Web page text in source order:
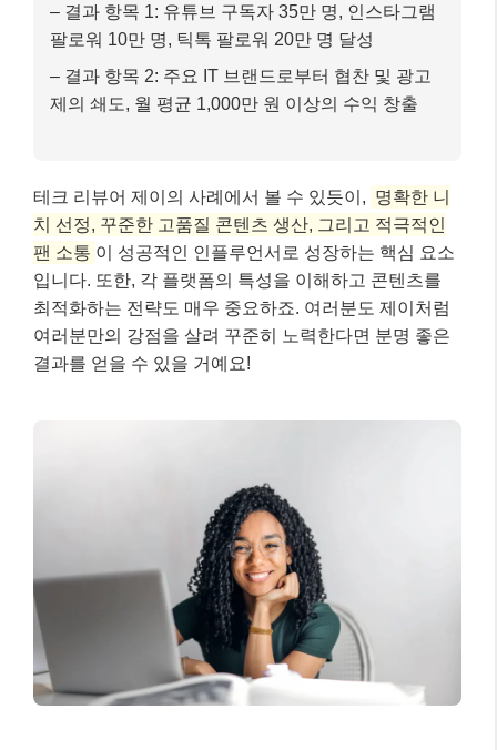
– 결과 항목 1: 유튜브 구독자 35만 명, 인스타그램
팔로워 10만 명, 틱톡 팔로워 20만 명 달성
– 결과 항목 2: 주요 IT 브랜드로부터 협찬 및 광고
제의 쇄도, 월 평균 1,000만 원 이상의 수익 창출
테크 리뷰어 제이의 사례에서 볼 수 있듯이, 명확한 니
치 선정, 꾸준한 고품질 콘텐츠 생산, 그리고 적극적인
팬 소통 이 성공적인 인플루언서로 성장하는 핵심 요소
입니다. 또한, 각 플랫폼의 특성을 이해하고 콘텐츠를
최적화하는 전략도 매우 중요하죠. 여러분도 제이처럼
여러분만의 강점을 살려 꾸준히 노력한다면 분명 좋은
결과를 얻을 수 있을 거예요!